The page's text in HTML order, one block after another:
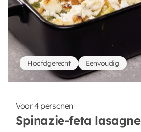
Voor 4 personen
Spinazie-feta lasagne
Hoofdgerecht Eenvoudig